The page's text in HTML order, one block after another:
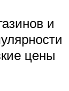
и
цены